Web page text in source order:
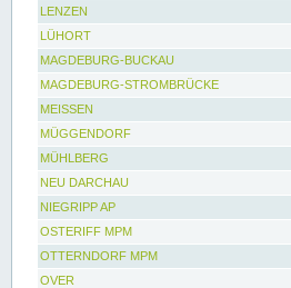
LENZEN
LÜHORT
MAGDEBURG-BUCKAU
MAGDEBURG-STROMBRÜCKE
MEISSEN
MÜGGENDORF
MÜHLBERG
NEU DARCHAU
NIEGRIPP AP
OSTERIFF MPM
OTTERNDORF MPM
OVER